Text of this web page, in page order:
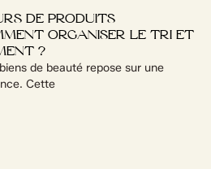
DE PRODUITS
ORGANISER LE TRI ET
?
de beauté repose sur une
Cette